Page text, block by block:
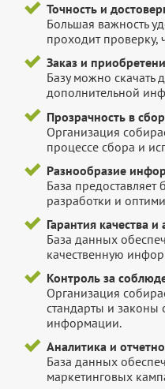
Точность и
Большая важность
проходит проверку,
Заказ и
Базу можно скачать
дополнительной
Прозрачность в
Организация
процессе сбора и
Разнообразие
База
разработки и
Гарантия качества
База данных
качественную
Контроль за
Организация
стандарты и законы
информации.
Аналитика и
База данных
маркетинговых